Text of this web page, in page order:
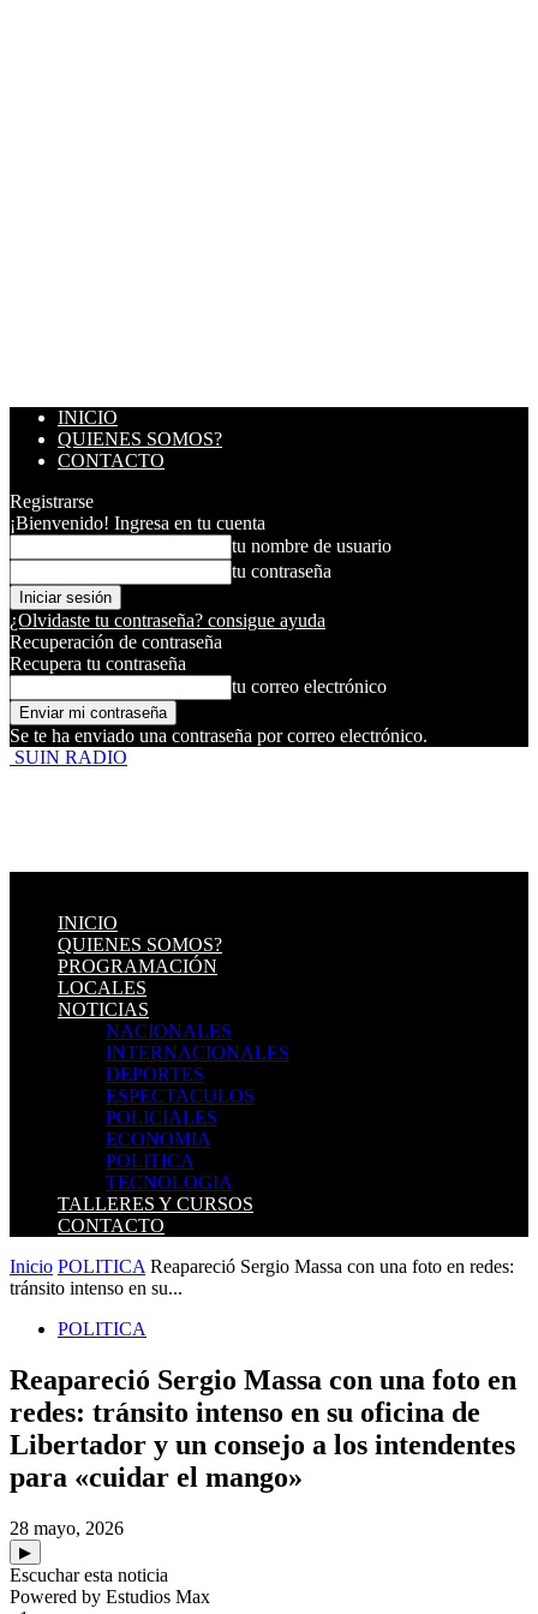
INICIO
QUIENES SOMOS?
CONTACTO
Registrarse
¡Bienvenido! Ingresa en tu cuenta
tu nombre de usuario
tu contraseña
¿Olvidaste tu contraseña? consigue ayuda
Recuperación de contraseña
Recupera tu contraseña
tu correo electrónico
Se te ha enviado una contraseña por correo electrónico.
SUIN RADIO
INICIO
QUIENES SOMOS?
PROGRAMACIÓN
LOCALES
NOTICIAS
NACIONALES
INTERNACIONALES
DEPORTES
ESPECTACULOS
POLICIALES
ECONOMIA
POLITICA
TECNOLOGIA
TALLERES Y CURSOS
CONTACTO
Inicio POLITICA Reapareció Sergio Massa con una foto en redes:
tránsito intenso en su...
POLITICA
Reapareció Sergio Massa con una foto en
redes: tránsito intenso en su oficina de
Libertador y un consejo a los intendentes
para «cuidar el mango»
28 mayo, 2026
▶
Escuchar esta noticia
Powered by Estudios Max